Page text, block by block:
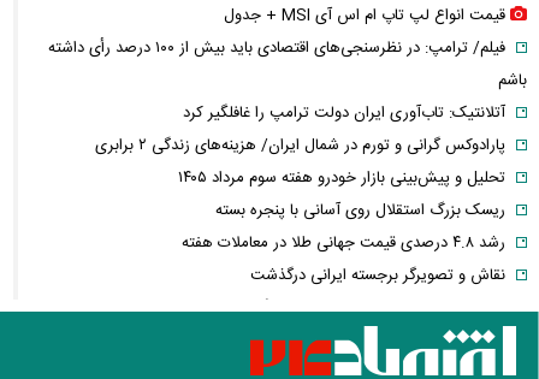
قیمت انواع لپ تاپ ام اس آی MSI + جدول
فیلم/ ترامپ: در نظرسنجی‌های اقتصادی باید بیش از ۱۰۰ درصد رأی داشته
باشم
آتلانتیک: تاب‌آوری ایران دولت ترامپ را غافلگیر کرد
پارادوکس گرانی و تورم در شمال ایران/ هزینه‌های زندگی ۲ برابری
تحلیل و پیش‌بینی بازار خودرو هفته سوم مرداد ۱۴۰۵
ریسک بزرگ استقلال روی آسانی با پنجره بسته
رشد ۴.۸ درصدی قیمت جهانی طلا در معاملات هفته
نقاش و تصویرگر برجسته ایرانی درگذشت
معاون عراقچی: در هیچ دوره‌ای هماهنگی بین میدان و دیپلماسی را مانند
حال حاضر نداشتیم
وزارت دفاع چین: به نوسازی ارتش در بالاترین سطح ادامه خواهیم داد